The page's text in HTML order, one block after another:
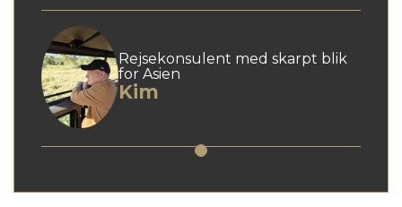
tilgang, hvor dine ønsker mødes med faglig
indsigt og overblik. Han er god til at spotte,
hvad der giver mening for netop dig – uanset
om du søger autentiske oplevelser, høj
komfort eller en blanding af begge dele.
Rejsekonsulent med skarpt blik
for Asien
Kim